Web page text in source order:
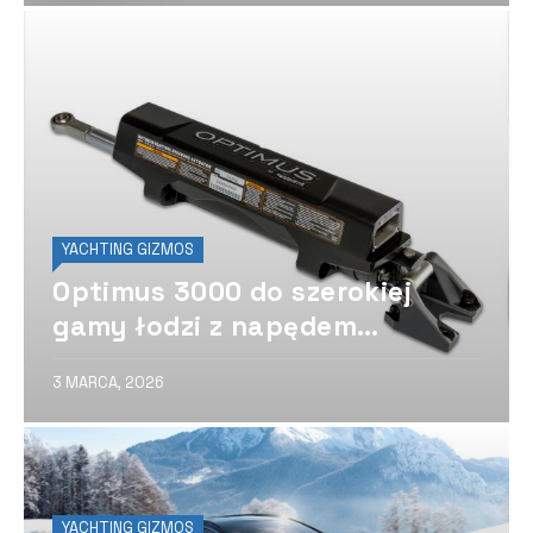
YACHTING GIZMOS
Optimus 3000 do szerokiej
gamy łodzi z napędem
3 MARCA, 2026
YACHTING GIZMOS